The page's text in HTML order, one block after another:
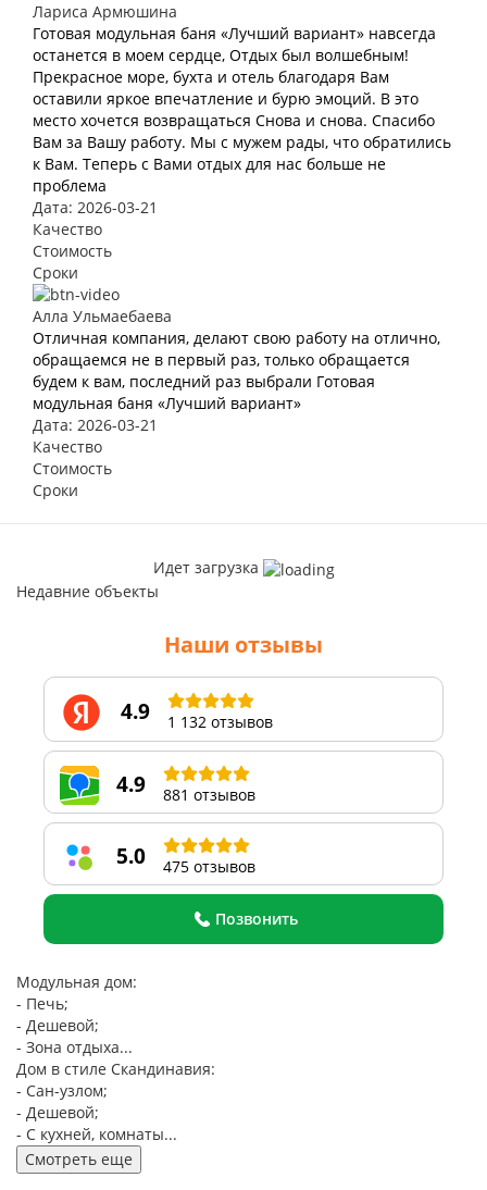
Лариса Армюшина
Готовая модульная баня «Лучший вариант» навсегда
останется в моем сердце, Отдых был волшебным!
Прекрасное море, бухта и отель благодаря Вам
оставили яркое впечатление и бурю эмоций. В это
место хочется возвращаться Снова и снова. Спасибо
Вам за Вашу работу. Мы с мужем рады, что обратились
к Вам. Теперь с Вами отдых для нас больше не
проблема
Дата: 2026-03-21
Качество
Стоимость
Сроки
Алла Ульмаебаева
Отличная компания, делают свою работу на отлично,
обращаемся не в первый раз, только обращается
будем к вам, последний раз выбрали Готовая
модульная баня «Лучший вариант»
Дата: 2026-03-21
Качество
Стоимость
Сроки
Идет загрузка
Недавние объекты
Наши отзывы
4.9 1 132 отзывов
4.9 881 отзывов
5.0 475 отзывов
Позвонить
Модульная дом:
- Печь;
- Дешевой;
- Зона отдыха...
Дом в стиле Скандинавия:
- Сан-узлом;
- Дешевой;
- С кухней, комнаты...
Смотреть еще